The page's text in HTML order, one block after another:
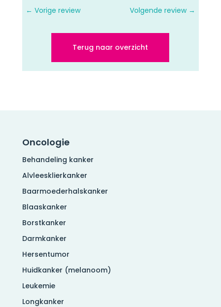
← Vorige review Volgende review→
Terug naar overzicht
Oncologie
Behandeling kanker
Alvleesklierkanker
Baarmoederhalskanker
Blaaskanker
Borstkanker
Darmkanker
Hersentumor
Huidkanker (melanoom)
Leukemie
Longkanker